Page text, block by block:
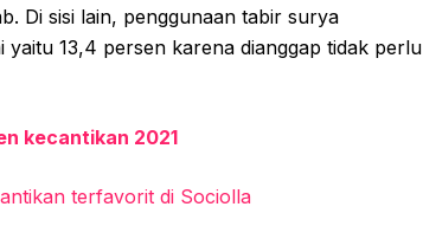
Di sisi lain, penggunaan tabir surya
13,4 persen karena dianggap tidak perlu
kecantikan 2021
terfavorit di Sociolla